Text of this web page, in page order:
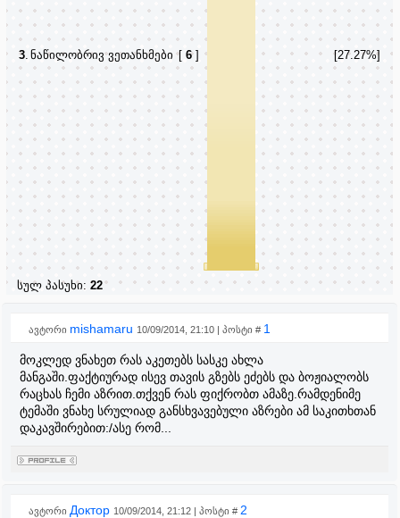
3. ნაწილობრივ ვეთანხმები [ 6] [27.27%]
სულ პასუხი: 22
ავტორი mishamaru 10/09/2014, 21:10 | პოსტი # 1
მოკლედ ვნახეთ რას აკეთებს სასკე ახლა
მანგაში.ფაქტიურად ისევ თავის გზებს ეძებს და ბოჟიალობს
რაცხას ჩემი აზრით.თქვენ რას ფიქრობთ ამაზე.რამდენიმე
ტემაში ვნახე სრულიად განსხვავებული აზრები ამ საკითხთან
დაკავშირებით:/ასე რომ...
ავტორი Доктор 10/09/2014, 21:12 | პოსტი # 2